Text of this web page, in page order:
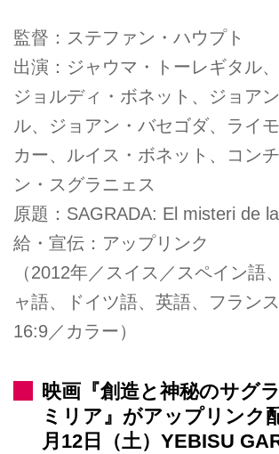
監督：ステファン・ハウプト
出演：ジャウマ・トーレギタル、
ジョルディ・ボネット、ジョア
ル、ジョアン・バセゴダ、ライ
カー、ルイス・ボネット、コン
ン・スグラニェス
原題：SAGRADA: El misteri de
給・宣伝：アップリンク
（2012年／スイス／スペイン語
ャ語、ドイツ語、英語、フラン
16:9／カラー）
映画『創造と神秘のサグ
ミリア』がアップリンク
月12日（土）YEBISU